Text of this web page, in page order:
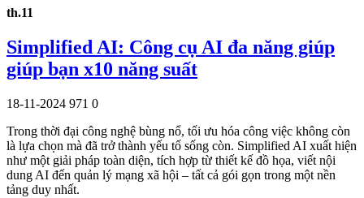
th.11
Simplified AI: Công cụ AI đa năng giúp
giúp bạn x10 năng suất
18-11-2024 971 0
Trong thời đại công nghệ bùng nổ, tối ưu hóa công việc không còn
là lựa chọn mà đã trở thành yếu tố sống còn. Simplified AI xuất hiện
như một giải pháp toàn diện, tích hợp từ thiết kế đồ họa, viết nội
dung AI đến quản lý mạng xã hội – tất cả gói gọn trong một nền
tảng duy nhất.